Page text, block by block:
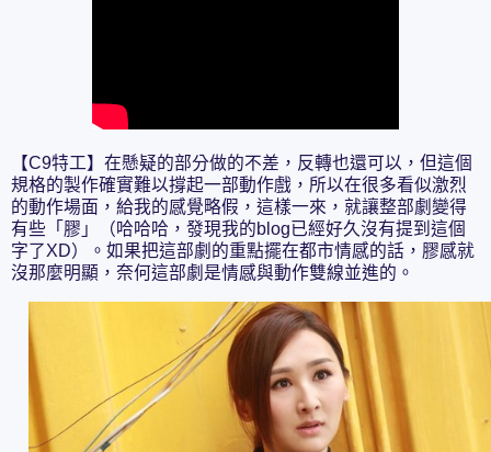
【C9特工】在懸疑的部分做的不差，反轉也還可以，但這個
規格的製作確實難以撐起一部動作戲，所以在很多看似激烈
的動作場面，給我的感覺略假，這樣一來，就讓整部劇變得
有些「膠」（哈哈哈，發現我的blog已經好久沒有提到這個
字了XD）。如果把這部劇的重點擺在都市情感的話，膠感就
沒那麼明顯，奈何這部劇是情感與動作雙線並進的。